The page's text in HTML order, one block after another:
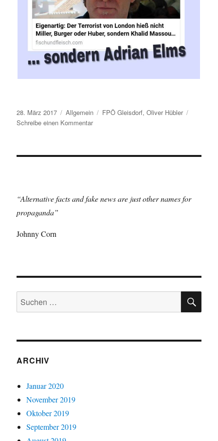
f
e
s
28. März 2017 Allgemein FPÖ Gleisdorf,Oliver Hübler
Schreibe einen Kommentar
“Alternative facts and fake news are just other names for
propaganda”
Johnny Corn
ARCHIV
Januar 2020
November 2019
Oktober 2019
September 2019